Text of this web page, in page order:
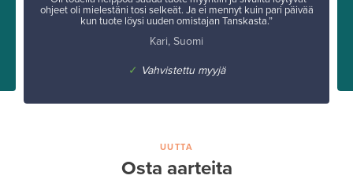
ohjeet oli mielestäni tosi selkeät. Ja ei mennyt kuin pari päivää
kun tuote löysi uuden omistajan Tanskasta.”
Kari, Suomi
✓ Vahvistettu myyjä
UUTTA
Osta aarteita